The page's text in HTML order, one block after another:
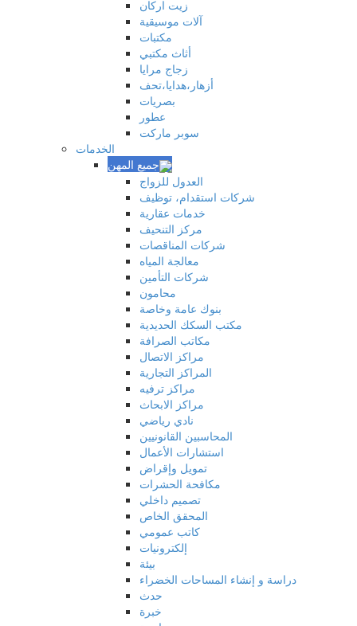
زيت اركان
آلات موسيقية
مكتبات
أثاث مكتبي
زجاج مرايا
أزهار،هدايا،تحف
بصريات
عطور
سوبر ماركت
الخدمات
العدول للزواج
شركات استقدام، توظيف
خدمات عقارية
مركز التنحيف
شركات المناقصات
معالجة المياه
شركات التأمين
محامون
بنوك عامة وخاصة
مكتب السكك الحديدية
مكاتب الصرافة
مراكز الاتصال
المراكز التجارية
مراكز ترفيه
مراكز الابحاث
نادي رياضي
المحاسبين القانونيين
استشارات الأعمال
تمويل وإقراض
مكافحة الحشرات
تصميم داخلي
المحقق الخاص
كاتب عمومي
إلكترونيات
بيئة
دراسة و إنشاء المساحات الخضراء
حدث
خبرة